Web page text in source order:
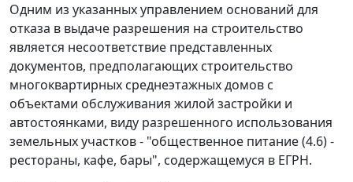
Одним из указанных управлением оснований для
отказа в выдаче разрешения на строительство
является несоответствие представленных
документов, предполагающих строительство
многоквартирных среднеэтажных домов с
объектами обслуживания жилой застройки и
автостоянками, виду разрешенного использования
земельных участков - "общественное питание (4.6) -
рестораны, кафе, бары", содержащемуся в ЕГРН.